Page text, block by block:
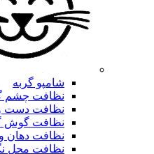
شامپو گربه
نظافت چشم
نظافت دست و
نظافت گوش
نظافت دهان و
نظافت محل